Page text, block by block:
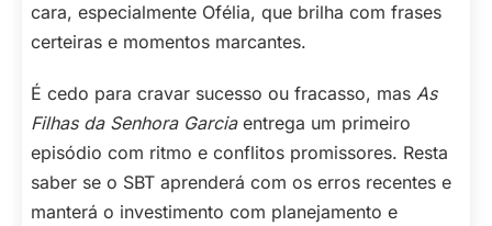
cara, especialmente Ofélia, que brilha com frases
certeiras e momentos marcantes.
É cedo para cravar sucesso ou fracasso, mas As
Filhas da Senhora Garciaentrega um primeiro
episódio com ritmo e conflitos promissores. Resta
saber se o SBT aprenderá com os erros recentes e
manterá o investimento com planejamento e